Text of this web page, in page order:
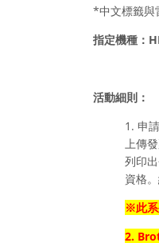
*中文標籤與
指定機種：
活動細則：
1. 申請
上傳
列印
資格。
※此
2.